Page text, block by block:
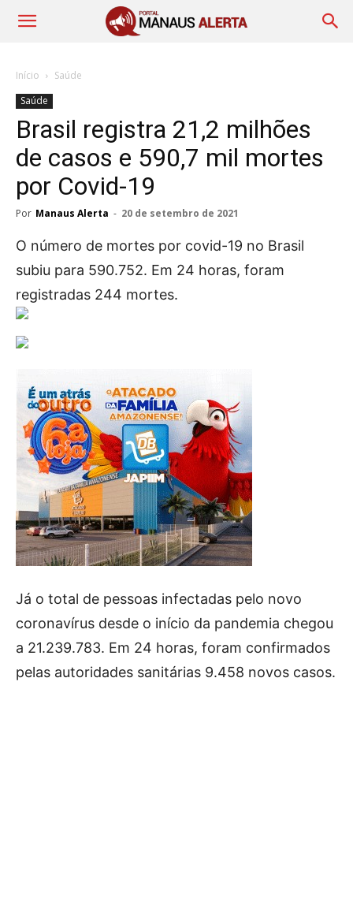
Início
Saúde
Saúde
Brasil registra 21,2 milhões
de casos e 590,7 mil mortes
por Covid-19
Por Manaus Alerta - 20 de setembro de 2021
O número de mortes por covid-19 no Brasil
subiu para 590.752. Em 24 horas, foram
registradas 244 mortes.
Já o total de pessoas infectadas pelo novo
coronavírus desde o início da pandemia chegou
a 21.239.783. Em 24 horas, foram confirmados
pelas autoridades sanitárias 9.458 novos casos.